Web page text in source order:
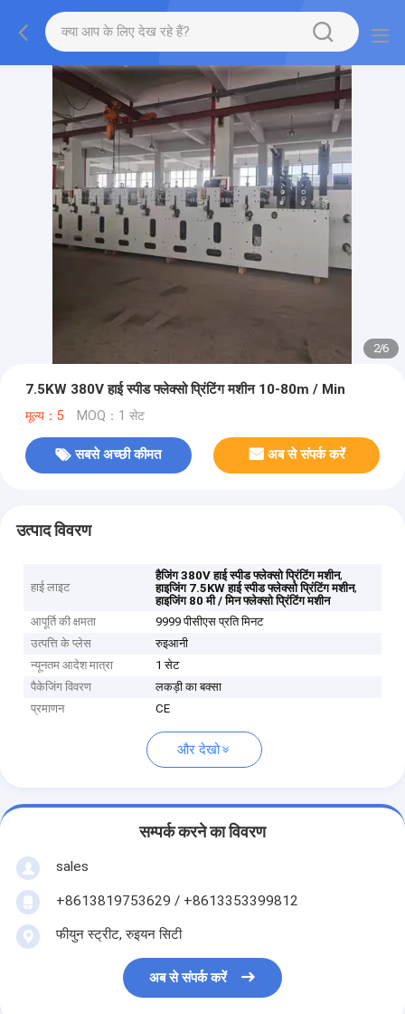
2/6
7.5KW 380V हाई स्पीड फ्लेक्सो प्रिंटिंग मशीन 10-80m / Min
मूल्य：5 MOQ：1 सेट
सबसे अच्छी कीमत अब से संपर्क करें
उत्पाद विवरण
हाई लाइट
हैजिंग 380V हाई स्पीड फ्लेक्सो प्रिंटिंग मशीन,
हाइजिंग 7.5KW हाई स्पीड फ्लेक्सो प्रिंटिंग मशीन,
हाइजिंग 80 मी / मिन फ्लेक्सो प्रिंटिंग मशीन
आपूर्ति की क्षमता
9999 पीसीएस प्रति मिनट
उत्पत्ति के प्लेस
रुइआनी
न्यूनतम आदेश मात्रा
1 सेट
पैकेजिंग विवरण
लकड़ी का बक्सा
प्रमाणन
CE
और देखो
सम्पर्क करने का विवरण
sales
+8613819753629 / +8613353399812
फीयुन स्ट्रीट, रुइयन सिटी
अब से संपर्क करें